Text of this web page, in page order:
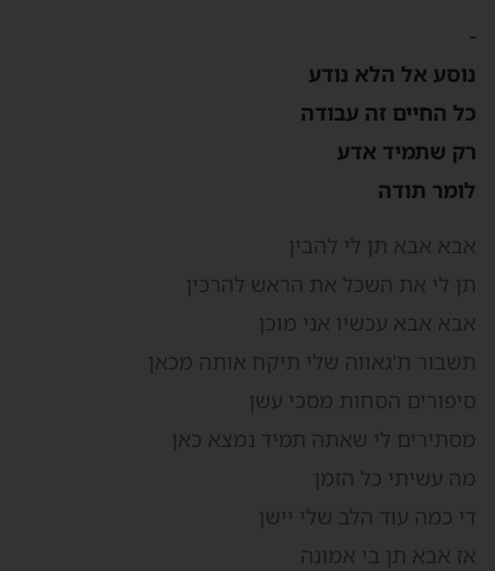
אל הלא נודע
החיים זה עבודה
שתמיד אדע
תודה
אבא תן לי להבין
לי את השכל את הראש להרכין
אבא עכשיו אני מוכן
ת'גאווה שלי תיקח אותה מכאן
הסחות מסכי עשן
לי שאתה תמיד נמצא כאן
עשיתי כל הזמן
כמה עוד הלב שלי יישן
אבא תן בי אמונה